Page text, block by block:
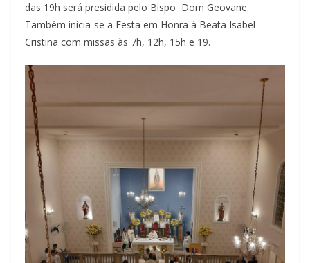
das 19h será presidida pelo Bispo Dom Geovane.
Também inicia-se a Festa em Honra à Beata Isabel
Cristina com missas às 7h, 12h, 15h e 19.